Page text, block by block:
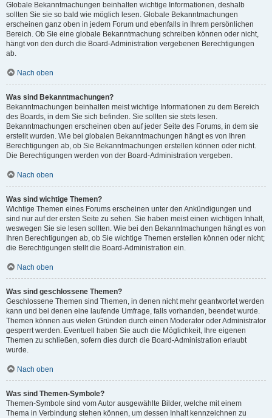
Globale Bekanntmachungen beinhalten wichtige Informationen, deshalb
sollten Sie sie so bald wie möglich lesen. Globale Bekanntmachungen
erscheinen ganz oben in jedem Forum und ebenfalls in Ihrem persönlichen
Bereich. Ob Sie eine globale Bekanntmachung schreiben können oder nicht,
hängt von den durch die Board-Administration vergebenen Berechtigungen
ab.
Nach oben
Was sind Bekanntmachungen?
Bekanntmachungen beinhalten meist wichtige Informationen zu dem Bereich
des Boards, in dem Sie sich befinden. Sie sollten sie stets lesen.
Bekanntmachungen erscheinen oben auf jeder Seite des Forums, in dem sie
erstellt wurden. Wie bei globalen Bekanntmachungen hängt es von Ihren
Berechtigungen ab, ob Sie Bekanntmachungen erstellen können oder nicht.
Die Berechtigungen werden von der Board-Administration vergeben.
Nach oben
Was sind wichtige Themen?
Wichtige Themen eines Forums erscheinen unter den Ankündigungen und
sind nur auf der ersten Seite zu sehen. Sie haben meist einen wichtigen Inhalt,
weswegen Sie sie lesen sollten. Wie bei den Bekanntmachungen hängt es von
Ihren Berechtigungen ab, ob Sie wichtige Themen erstellen können oder nicht;
die Berechtigungen stellt die Board-Administration ein.
Nach oben
Was sind geschlossene Themen?
Geschlossene Themen sind Themen, in denen nicht mehr geantwortet werden
kann und bei denen eine laufende Umfrage, falls vorhanden, beendet wurde.
Themen können aus vielen Gründen durch einen Moderator oder Administrator
gesperrt werden. Eventuell haben Sie auch die Möglichkeit, Ihre eigenen
Themen zu schließen, sofern dies durch die Board-Administration erlaubt
wurde.
Nach oben
Was sind Themen-Symbole?
Themen-Symbole sind vom Autor ausgewählte Bilder, welche mit einem
Thema in Verbindung stehen können, um dessen Inhalt kennzeichnen zu